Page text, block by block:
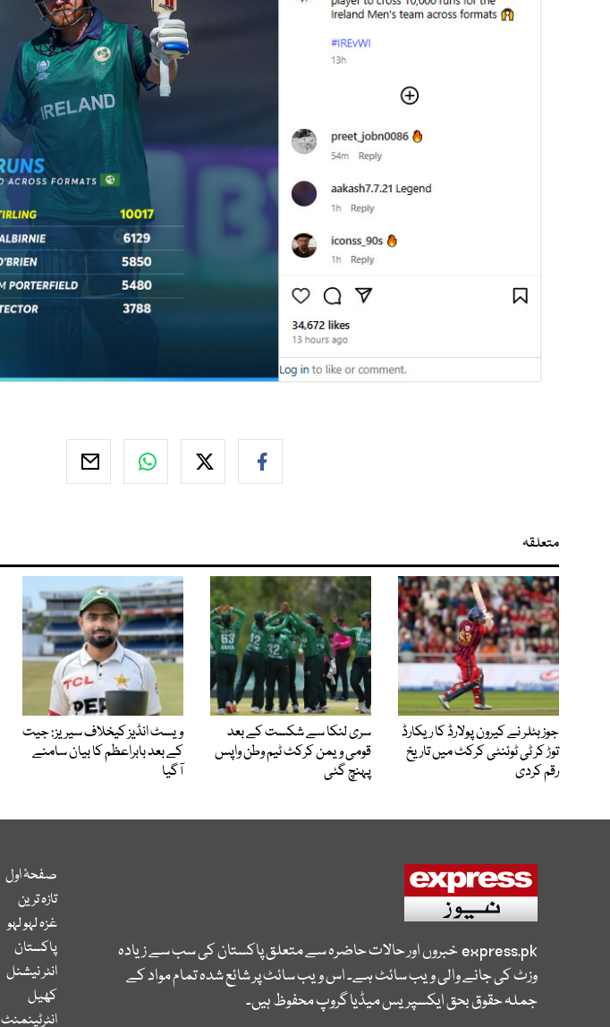
متعلقہ
جوز بٹلر نے کیرون پولارڈ کا ریکارڈ
توڑ کر ٹی ٹوئنٹی کرکٹ میں تاریخ
رقم کردی
سری لنکا سے شکست کے بعد
قومی ویمن کرکٹ ٹیم وطن واپس
پہنچ گئی
ویسٹ انڈیز کیخلاف سیریز: جیت
کے بعد بابراعظم کا بیان سامنے
آگیا
express.pkخبروں اور حالات حاضرہ سے متعلق پاکستان کی سب سے زیادہ
وزٹ کی جانے والی ویب سائٹ ہے۔ اس ویب سائٹ پر شائع شدہ تمام مواد کے
جملہ حقوق بحق ایکسپریس میڈیا گروپ محفوظ ہیں۔
صفحۂ اول
تازہ ترین
غزہ لہو لہو
پاکستان
انٹر نیشنل
کھیل
انٹرٹینمنٹ